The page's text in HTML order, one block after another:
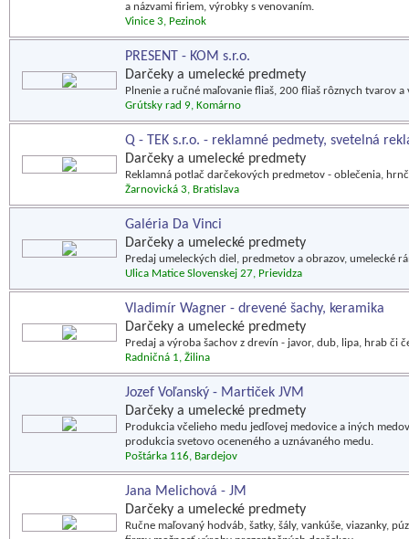
a názvami firiem, výrobky s venovaním.
Vinice 3, Pezinok
PRESENT - KOM s.r.o.
Darčeky a umelecké predmety
Plnenie a ručné maľovanie fliaš, 200 fliaš rôznych tvarov
Grútsky rad 9, Komárno
Q - TEK s.r.o. - reklamné pedmety, svetelná
Darčeky a umelecké predmety
Reklamná potlač darčekových predmetov - oblečenia,
Žarnovická 3, Bratislava
Galéria Da Vinci
Darčeky a umelecké predmety
Predaj umeleckých diel, predmetov a obrazov, umelecké
Ulica Matice Slovenskej 27, Prievidza
Vladimír Wagner - drevené šachy, keramika
Darčeky a umelecké predmety
Predaj a výroba šachov z drevín - javor, dub, lipa, hrab či
Radničná 1, Žilina
Jozef Voľanský - Martiček JVM
Darčeky a umelecké predmety
Produkcia včelieho medu jedľovej medovice a iných
produkcia svetovo oceneného a uznávaného medu.
Poštárka 116, Bardejov
Jana Melichová - JM
Darčeky a umelecké predmety
Ručne maľovaný hodváb, šatky, šály, vankúše, viazanky,